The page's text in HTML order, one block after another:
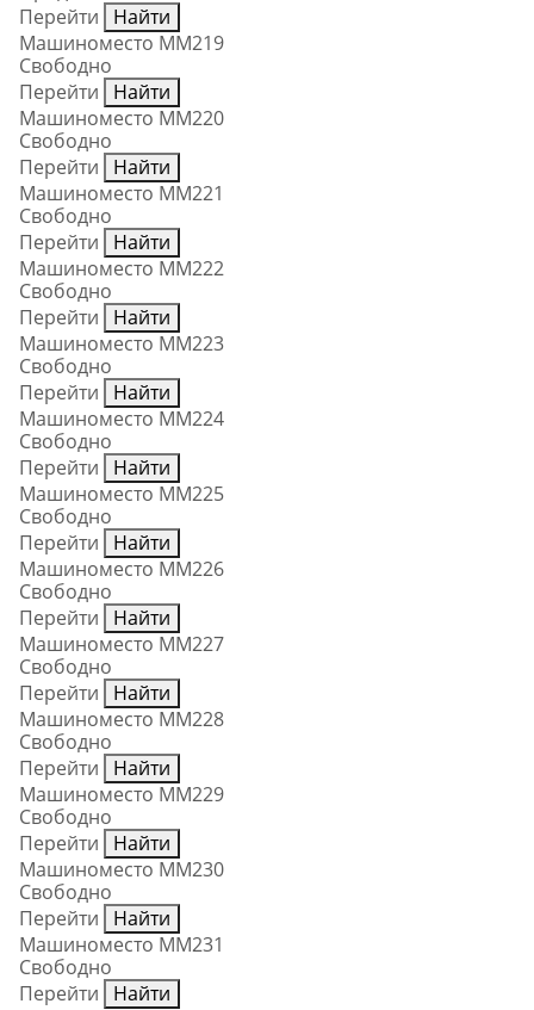
Перейти
Найти
Машиноместо ММ219
Свободно
Перейти
Найти
Машиноместо ММ220
Свободно
Перейти
Найти
Машиноместо ММ221
Свободно
Перейти
Найти
Машиноместо ММ222
Свободно
Перейти
Найти
Машиноместо ММ223
Свободно
Перейти
Найти
Машиноместо ММ224
Свободно
Перейти
Найти
Машиноместо ММ225
Свободно
Перейти
Найти
Машиноместо ММ226
Свободно
Перейти
Найти
Машиноместо ММ227
Свободно
Перейти
Найти
Машиноместо ММ228
Свободно
Перейти
Найти
Машиноместо ММ229
Свободно
Перейти
Найти
Машиноместо ММ230
Свободно
Перейти
Найти
Машиноместо ММ231
Свободно
Перейти
Найти